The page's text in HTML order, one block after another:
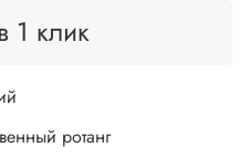
1 клик
ротанг